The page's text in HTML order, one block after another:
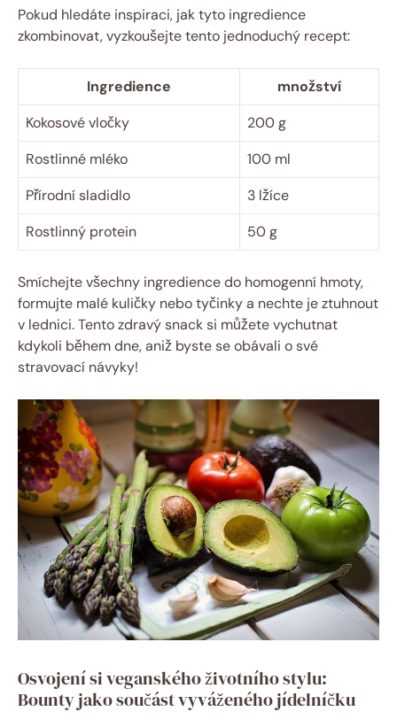
Pokud hledáte inspiraci, jak tyto ingredience
zkombinovat, vyzkoušejte tento jednoduchý recept:
Ingredience
množství
Kokosové vločky
200 g
Rostlinné mléko
100 ml
Přírodní sladidlo
3 lžíce
Rostlinný protein
50 g
Smíchejte všechny ingredience do homogenní hmoty,
formujte malé kuličky nebo tyčinky a nechte je ztuhnout
v lednici. Tento zdravý snack si můžete vychutnat
kdykoli během dne, aniž byste se obávali o své
stravovací návyky!
Osvojení si veganského životního stylu:
Bounty jako součást vyváženého jídelníčku